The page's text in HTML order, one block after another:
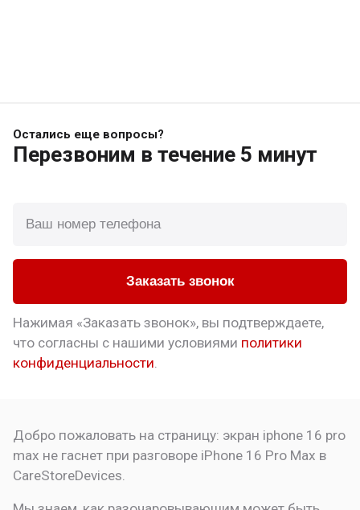
Остались еще вопросы?
Перезвоним в течение 5 минут
Заказать звонок
Нажимая «Заказать звонок», вы подтверждаете,
что согласны с нашими условиями политики
конфиденциальности
Добро пожаловать на страницу: экран iphone 16 pro
max не гаснет при разговоре iPhone 16 Pro Max в
CareStoreDevices.